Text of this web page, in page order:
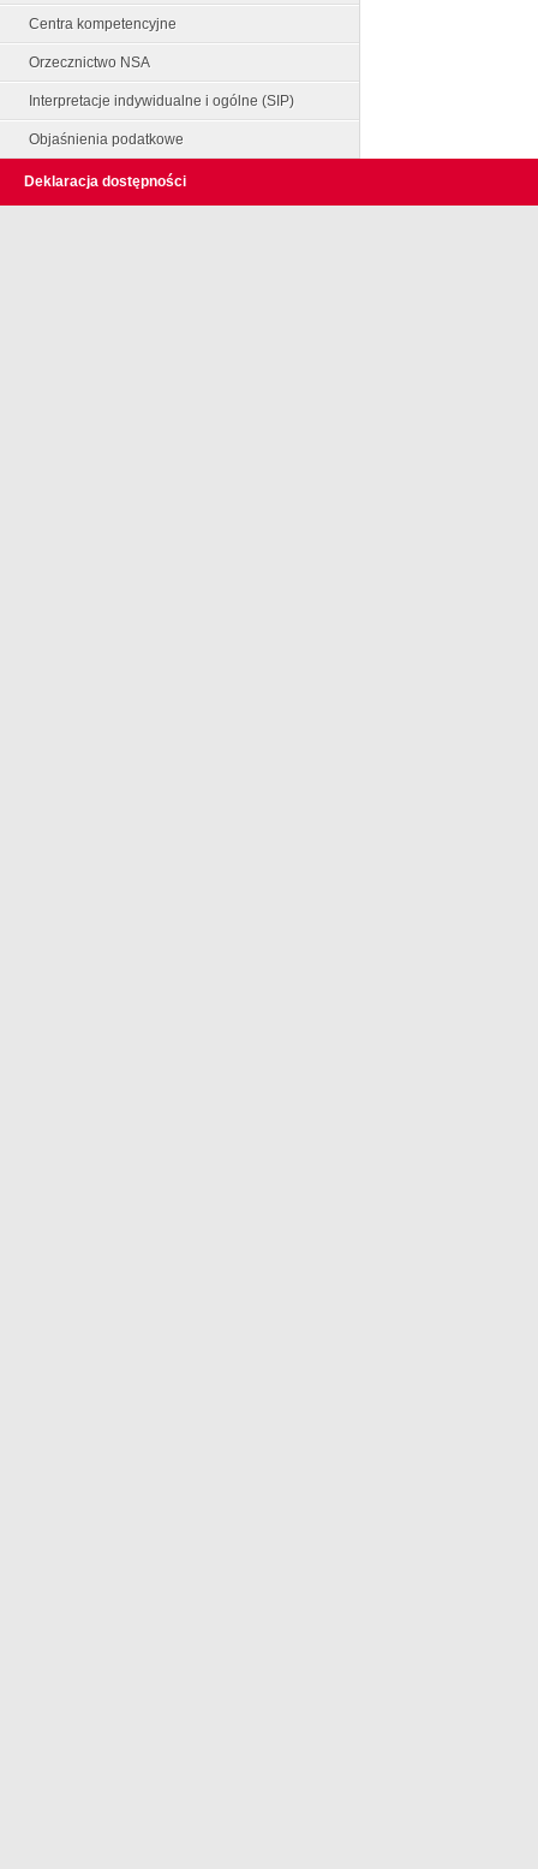
Centra kompetencyjne
Orzecznictwo NSA
Interpretacje indywidualne i ogólne (SIP)
Objaśnienia podatkowe
Deklaracja dostępności